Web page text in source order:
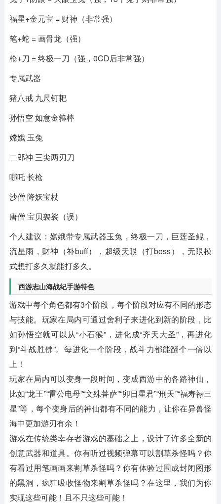
福星+金元宝 = 财神（非常强）
笔+蛇 = 画骨龙（强）
枪+刀 = 终极一刀（强，0CD后非常强）
专属武器
猪八戒 九尺钉耙
孙悟空 如意金箍棒
嫦娥 玉兔
二郎神 三尖两刃刀
哪吒 长枪
沙僧 降妖宝杖
唐僧 宝贝袈裟（误）
个人建议：嫦娥带专属武器玉兔，终极一刀，巨莲圣鲲，
流星雨，财神（补buff），超级天眼（打boss），无限模
式想打多久就能打多久。
西游志山海战纪手游特色
游戏中每个角色都有3个阶段，每个阶段对应有不同的形态
与技能。玩家在局内可通过舍利子来进化到新的阶段，比
如孙悟空就可以从“小石猴”，进化成“齐天大圣”，再进化
到“斗战胜佛”。每进化一个阶段，战斗力都能翻个一倍以
上！
玩家在局内可以变身一段时间，变成西游中的各路神仙，
比如“龙王”“雷公电母”“文殊菩萨”“卯日星君”“刑天”“福寿禄三
星”等，每个变身后的神仙都有不同的能力，让你在异兽怪
海中更加游刃有余！
游戏在传统类幸存者游戏的基础之上，设计了许多全新的
创意武器和道具。你有听过视频弹幕可以割草杀怪吗？你
有看过用笔画画来割草杀怪吗？你有体验过围成封闭图形
的黑洞，疯狂吸收怪物来割草杀怪吗？在这里，我们为你
实现这些可能！且不只这些可能！